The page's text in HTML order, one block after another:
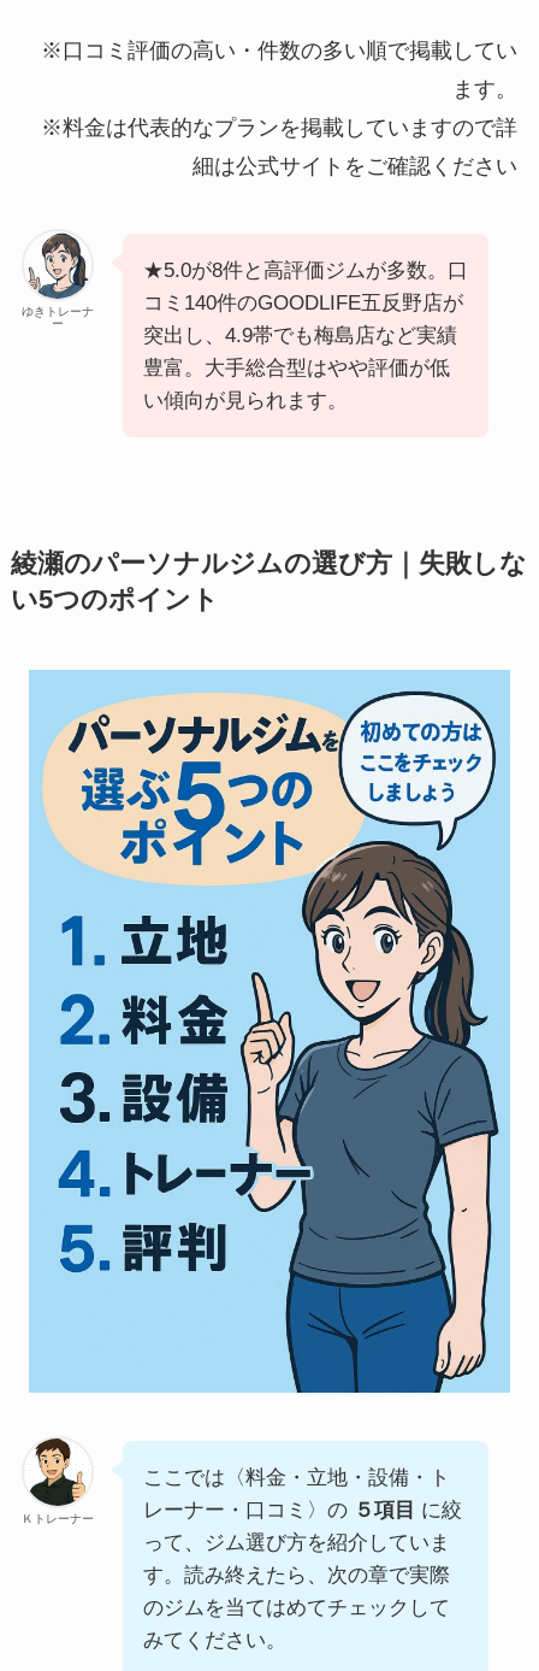
※口コミ評価の高い・件数の多い順で掲載してい
ます。
※料金は代表的なプランを掲載していますので詳
細は公式サイトをご確認ください
ゆきトレーナ
ー
★5.0が8件と高評価ジムが多数。口
コミ140件のGOODLIFE五反野店が
突出し、4.9帯でも梅島店など実績
豊富。大手総合型はやや評価が低
い傾向が見られます。
綾瀬のパーソナルジムの選び方｜失敗しな
い5つのポイント
Ｋトレーナー
ここでは〈料金・立地・設備・ト
レーナー・口コミ〉の ５項目 に絞
って、ジム選び方を紹介していま
す。読み終えたら、次の章で実際
のジムを当てはめてチェックして
みてください。